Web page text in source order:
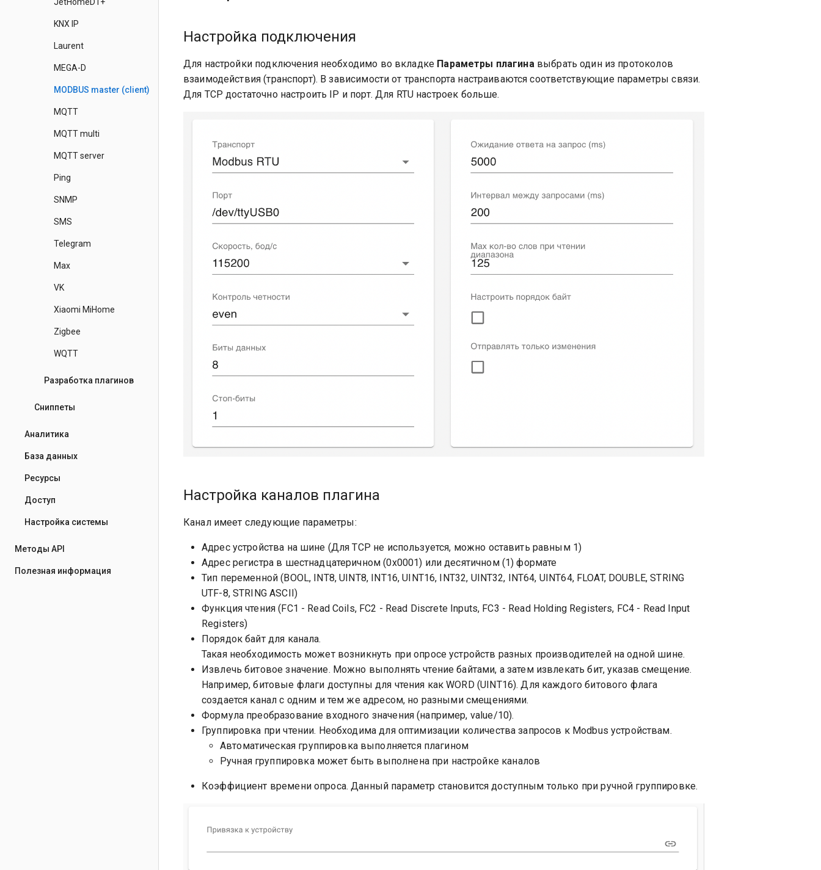
KNX IP
Laurent
MEGA-D
MODBUS master (client)
MQTT
MQTT multi
MQTT server
Ping
SNMP
SMS
Telegram
Max
VK
Xiaomi MiHome
Zigbee
WQTT
Разработка плагинов
Сниппеты
Аналитика
База данных
Ресурсы
Доступ
Настройка системы
Методы API
Полезная информация
Настройка подключения
Для настройки подключения необходимо во вкладке Параметры плагинавыбрать один из протоколов
взаимодействия (транспорт). В зависимости от транспорта настраиваются соответствующие параметры связи.
Для TCP достаточно настроить IP и порт. Для RTU настроек больше.
Настройка каналов плагина
Канал имеет следующие параметры:
Адрес устройства на шине (Для TCP не используется, можно оставить равным 1)
Адрес регистра в шестнадцатеричном (0x0001) или десятичном (1) формате
Тип переменной (BOOL, INT8, UINT8, INT16, UINT16, INT32, UINT32, INT64, UINT64, FLOAT, DOUBLE, STRING
UTF-8, STRING ASCII)
Функция чтения (FC1 - Read Coils, FC2 - Read Discrete Inputs, FC3 - Read Holding Registers, FC4 - Read Input
Registers)
Порядок байт для канала.
Такая необходимость может возникнуть при опросе устройств разных производителей на одной шине.
Извлечь битовое значение. Можно выполнять чтение байтами, а затем извлекать бит, указав смещение.
Например, битовые флаги доступны для чтения как WORD (UINT16). Для каждого битового флага
создается канал с одним и тем же адресом, но разными смещениями.
Формула преобразование входного значения (например, value/10).
Группировка при чтении. Необходима для оптимизации количества запросов к Modbus устройствам.
Автоматическая группировка выполняется плагином
Ручная группировка может быть выполнена при настройке каналов
Коэффициент времени опроса. Данный параметр становится доступным только при ручной группировке.